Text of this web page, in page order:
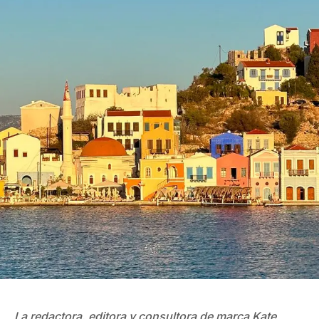
La redactora, editora y consultora de marca Kate